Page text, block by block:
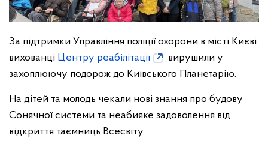
За підтримки Управління поліції охорони в місті Києві
вихованці Центру реабілітації
вирушили у
захоплюючу подорож до Київського Планетарію.
На дітей та молодь чекали нові знання про будову
Сонячної системи та неабияке задоволення від
відкриття таємниць Всесвіту.